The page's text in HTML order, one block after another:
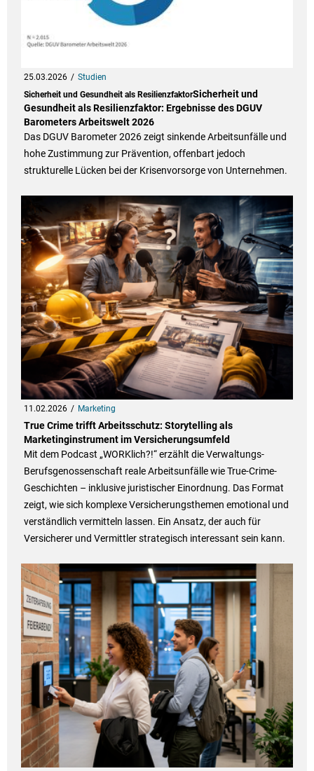
25.03.2026
Studien
Sicherheit und Gesundheit als ResilienzfaktorSicherheit und
Gesundheit als Resilienzfaktor: Ergebnisse des DGUV
Barometers Arbeitswelt 2026
Das DGUV Barometer 2026 zeigt sinkende Arbeitsunfälle und
hohe Zustimmung zur Prävention, offenbart jedoch
strukturelle Lücken bei der Krisenvorsorge von Unternehmen.
11.02.2026 Marketing
True Crime trifft Arbeitsschutz: Storytelling als
Marketinginstrument im Versicherungsumfeld
Mit dem Podcast „WORKlich?!“ erzählt die Verwaltungs-
Berufsgenossenschaft reale Arbeitsunfälle wie True-Crime-
Geschichten – inklusive juristischer Einordnung. Das Format
zeigt, wie sich komplexe Versicherungsthemen emotional und
verständlich vermitteln lassen. Ein Ansatz, der auch für
Versicherer und Vermittler strategisch interessant sein kann.